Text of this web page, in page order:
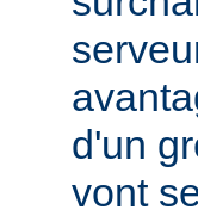
d'un
vont